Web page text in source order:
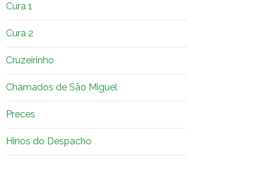
Cura 1
Cura 2
Cruzeirinho
Chamados de São Miguel
Preces
Hinos do Despacho